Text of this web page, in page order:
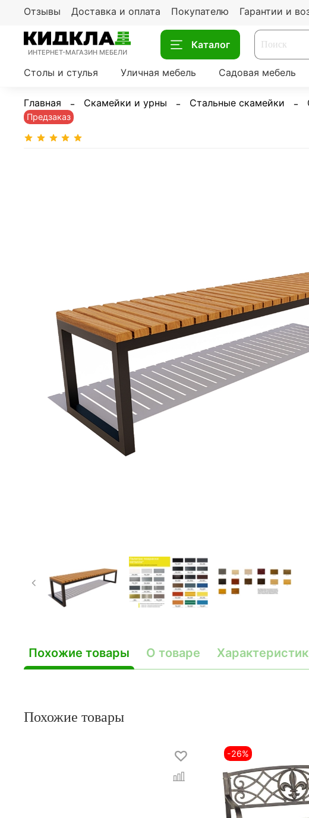
Отзывы Доставка и оплата Покупателю Гарантии и
ИНТЕРНЕТ-МАГАЗИН МЕБЕЛИ
Каталог
Столы и стулья Уличная мебель Садовая мебель
Главная Скамейки и урны Стальные скамейки
Предзаказ
Похожие товары О товаре
Похожие товары
-26%